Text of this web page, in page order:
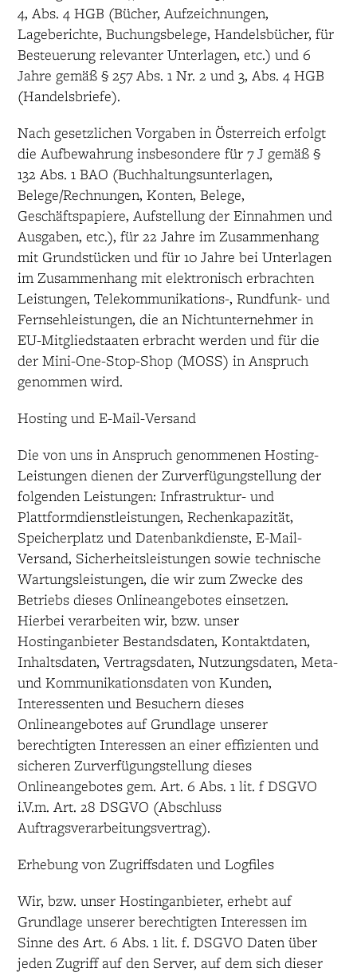
4, Abs. 4 HGB (Bücher, Aufzeichnungen,
Lageberichte, Buchungsbelege, Handelsbücher, für
Besteuerung relevanter Unterlagen, etc.) und 6
Jahre gemäß § 257 Abs. 1 Nr. 2 und 3, Abs. 4 HGB
(Handelsbriefe).
Nach gesetzlichen Vorgaben in Österreich erfolgt
die Aufbewahrung insbesondere für 7 J gemäß §
132 Abs. 1 BAO (Buchhaltungsunterlagen,
Belege/Rechnungen, Konten, Belege,
Geschäftspapiere, Aufstellung der Einnahmen und
Ausgaben, etc.), für 22 Jahre im Zusammenhang
mit Grundstücken und für 10 Jahre bei Unterlagen
im Zusammenhang mit elektronisch erbrachten
Leistungen, Telekommunikations-, Rundfunk- und
Fernsehleistungen, die an Nichtunternehmer in
EU-Mitgliedstaaten erbracht werden und für die
der Mini-One-Stop-Shop (MOSS) in Anspruch
genommen wird.
Hosting und E-Mail-Versand
Die von uns in Anspruch genommenen Hosting-
Leistungen dienen der Zurverfügungstellung der
folgenden Leistungen: Infrastruktur- und
Plattformdienstleistungen, Rechenkapazität,
Speicherplatz und Datenbankdienste, E-Mail-
Versand, Sicherheitsleistungen sowie technische
Wartungsleistungen, die wir zum Zwecke des
Betriebs dieses Onlineangebotes einsetzen.
Hierbei verarbeiten wir, bzw. unser
Hostinganbieter Bestandsdaten, Kontaktdaten,
Inhaltsdaten, Vertragsdaten, Nutzungsdaten, Meta-
und Kommunikationsdaten von Kunden,
Interessenten und Besuchern dieses
Onlineangebotes auf Grundlage unserer
berechtigten Interessen an einer effizienten und
sicheren Zurverfügungstellung dieses
Onlineangebotes gem. Art. 6 Abs. 1 lit. f DSGVO
i.V.m. Art. 28 DSGVO (Abschluss
Auftragsverarbeitungsvertrag).
Erhebung von Zugriffsdaten und Logfiles
Wir, bzw. unser Hostinganbieter, erhebt auf
Grundlage unserer berechtigten Interessen im
Sinne des Art. 6 Abs. 1 lit. f. DSGVO Daten über
jeden Zugriff auf den Server, auf dem sich dieser